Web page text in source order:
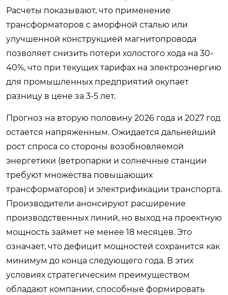
Расчеты показывают, что применение
трансформаторов с аморфной сталью или
улучшенной конструкцией магнитопровода
позволяет снизить потери холостого хода на 30-
40%, что при текущих тарифах на электроэнергию
для промышленных предприятий окупает
разницу в цене за 3-5 лет.
Прогноз на вторую половину 2026 года и 2027 год
остается напряженным. Ожидается дальнейший
рост спроса со стороны возобновляемой
энергетики (ветропарки и солнечные станции
требуют множества повышающих
трансформаторов) и электрификации транспорта.
Производители анонсируют расширение
производственных линий, но выход на проектную
мощность займет не менее 18 месяцев. Это
означает, что дефицит мощностей сохранится как
минимум до конца следующего года. В этих
условиях стратегическим преимуществом
обладают компании, способные формировать